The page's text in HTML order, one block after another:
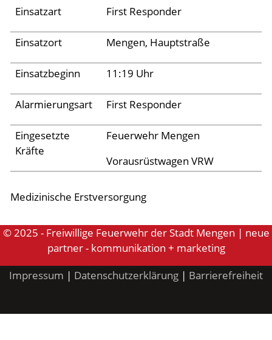
Einsätze
Aktuelles
Links
Einsatzart
First Responder
Einsatzort Mengen, Hauptstraße
Einsatzbeginn 11:19 Uhr
Alarmierungsart First Responder
Eingesetzte
Kräfte
Feuerwehr Mengen
Vorausrüstwagen VRW
Medizinische Erstversorgung
© 2025 - Freiwillige Feuerwehr der Stadt Mengen | neue
partner - kommunikation + marketing
Impressum | Datenschutzerklärung | Barrierefreiheit